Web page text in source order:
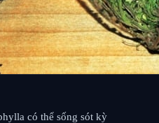
có thể sống sót kỳ